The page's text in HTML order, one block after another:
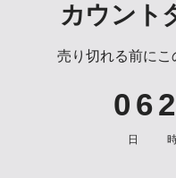
カウント
売り切れる前にこ
0 6
日
2